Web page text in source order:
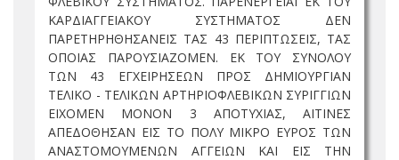
ΚΑΡΔΙΑΓΓΕΙΑΚΟΥ ΣΥΣΤΗΜΑΤΟΣ ΔΕΝ
ΠΑΡΕΤΗΡΗΘΗΣΑΝΕΙΣ ΤΑΣ 43 ΠΕΡΙΠΤΩΣΕΙΣ, ΤΑΣ
ΟΠΟΙΑΣ ΠΑΡΟΥΣΙΑΖΟΜΕΝ. ΕΚ ΤΟΥ ΣΥΝΟΛΟΥ
ΤΩΝ 43 ΕΓΧΕΙΡΗΣΕΩΝ ΠΡΟΣ ΔΗΜΙΟΥΡΓΙΑΝ
ΤΕΛΙΚΟ - ΤΕΛΙΚΩΝ ΑΡΤΗΡΙΟΦΛΕΒΙΚΩΝ ΣΥΡΙΓΓΙΩΝ
ΕΙΧΟΜΕΝ ΜΟΝΟΝ 3 ΑΠΟΤΥΧΙΑΣ, ΑΙΤΙΝΕΣ
ΑΠΕΔΟΘΗΣΑΝ ΕΙΣ ΤΟ ΠΟΛΥ ΜΙΚΡΟ ΕΥΡΟΣ ΤΩΝ
ΑΝΑΣΤΟΜΟΥΜΕΝΩΝ ΑΓΓΕΙΩΝ ΚΑΙ ΕΙΣ ΤΗΝ